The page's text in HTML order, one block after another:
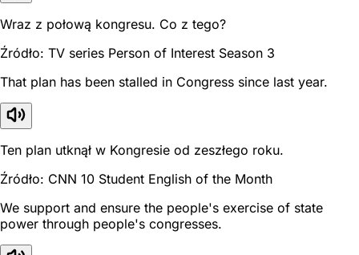
Wraz z połową kongresu. Co z tego?
Źródło: TV series Person of Interest Season 3
That plan has been stalled in Congress since last year.
Ten plan utknął w Kongresie od zeszłego roku.
Źródło: CNN 10 Student English of the Month
We support and ensure the people's exercise of state
power through people's congresses.